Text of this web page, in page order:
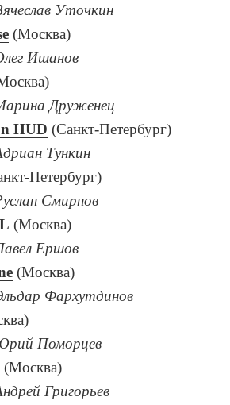
Уточкин
(Москва)
Ишанов
Друженец
HUD (Санкт-Петербург)
Тункин
Петербург)
Смирнов
(Москва)
Ершов
(Москва)
Фархутдинов
Поморцев
(Москва)
Григорьев